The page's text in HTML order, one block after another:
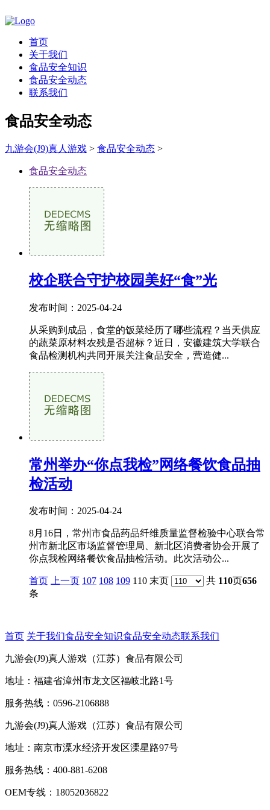
首页
关于我们
食品安全知识
食品安全动态
联系我们
食品安全动态
九游会(J9)真人游戏 > 食品安全动态 >
食品安全动态
校企联合守护校园美好“食”光
发布时间：2025-04-24
从采购到成品，食堂的饭菜经历了哪些流程？当天供应
的蔬菜原材料农残是否超标？近日，安徽建筑大学联合
食品检测机构共同开展关注食品安全，营造健...
常州举办“你点我检”网络餐饮食品抽
检活动
发布时间：2025-04-24
8月16日，常州市食品药品纤维质量监督检验中心联合常
州市新北区市场监督管理局、新北区消费者协会开展了
你点我检网络餐饮食品抽检活动。此次活动公...
首页 上一页 107 108 109 110 末页 共 110页656
条
首页 关于我们食品安全知识食品安全动态联系我们
九游会(J9)真人游戏（江苏）食品有限公司
地址：福建省漳州市龙文区福岐北路1号
服务热线：0596-2106888
九游会(J9)真人游戏（江苏）食品有限公司
地址：南京市溧水经济开发区溧星路97号
服务热线：400-881-6208
OEM专线：18052036822